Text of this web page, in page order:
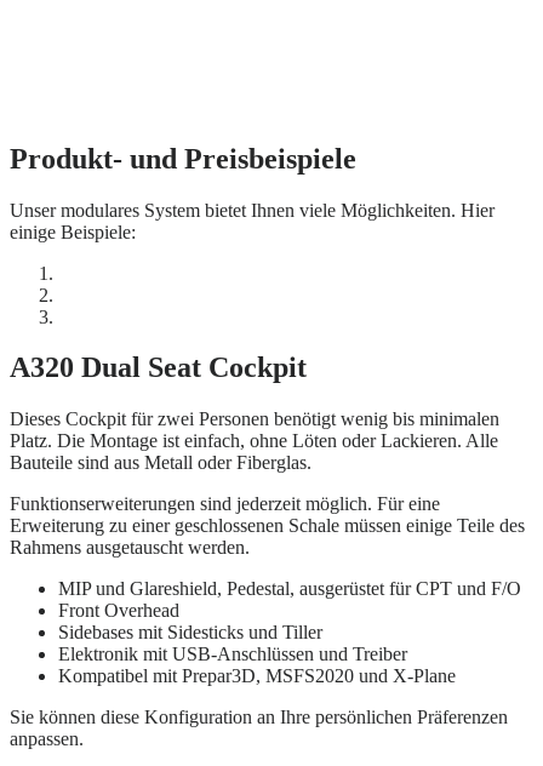
Produkt- und Preisbeispiele
Unser modulares System bietet Ihnen viele Möglichkeiten. Hier
einige Beispiele:
A320 Dual Seat Cockpit
Dieses Cockpit für zwei Personen benötigt wenig bis minimalen
Platz. Die Montage ist einfach, ohne Löten oder Lackieren. Alle
Bauteile sind aus Metall oder Fiberglas.
Funktionserweiterungen sind jederzeit möglich. Für eine
Erweiterung zu einer geschlossenen Schale müssen einige Teile des
Rahmens ausgetauscht werden.
MIP und Glareshield, Pedestal, ausgerüstet für CPT und F/O
Front Overhead
Sidebases mit Sidesticks und Tiller
Elektronik mit USB-Anschlüssen und Treiber
Kompatibel mit Prepar3D, MSFS2020 und X-Plane
Sie können diese Konfiguration an Ihre persönlichen Präferenzen
anpassen.